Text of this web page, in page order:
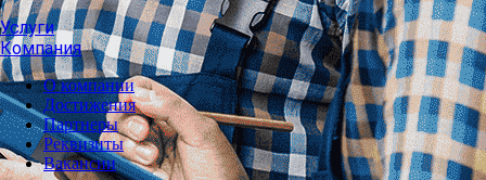
Услуги
Компания
О компании
Достижения
Партнеры
Реквизиты
Вакансии